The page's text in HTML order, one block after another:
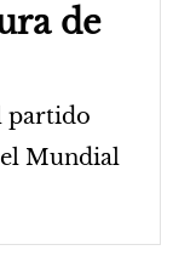
de
partido
Mundial